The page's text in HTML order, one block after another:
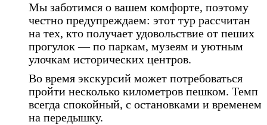
Мы заботимся о вашем комфорте, поэтому
честно предупреждаем: этот тур рассчитан
на тех, кто получает удовольствие от пеших
прогулок — по паркам, музеям и уютным
улочкам исторических центров.
Во время экскурсий может потребоваться
пройти несколько километров пешком. Темп
всегда спокойный, с остановками и временем
на передышку.